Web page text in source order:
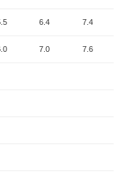
6.4 7.4
7.0 7.6